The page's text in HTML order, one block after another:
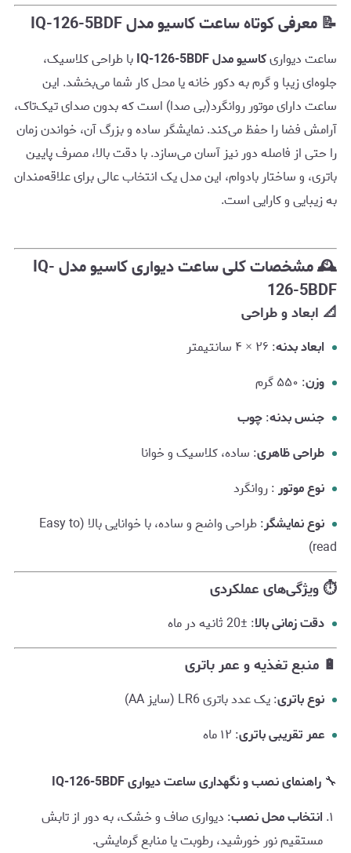
📝 معرفی کوتاه ساعت کاسیو مدل IQ-126-5BDF
ساعت دیواریکاسیو مدل IQ-126-5BDF
با طراحی کلاسیک،
جلوه‌ای زیبا و گرم به دکور خانه یا محل کار شما می‌بخشد. این
ساعت دارای موتور روانگرد(بی صدا) است که بدون صدای تیک‌تاک،
آرامش فضا را حفظ می‌کند. نمایشگر ساده و بزرگ آن، خواندن زمان
را حتی از فاصله دور نیز آسان می‌سازد. با دقت بالا، مصرف پایین
باتری، و ساختار بادوام، این مدل یک انتخاب عالی برای علاقه‌مندان
به زیبایی و کارایی است.
🕰 مشخصات کلی ساعت دیواری کاسیو مدل IQ-
126-5BDF
📐 ابعاد و طراحی
ابعاد بدنه: ۲۶ × ۴ سانتیمتر
وزن: ۵۵۰ گرم
جنس بدنه:چوب
طراحی ظاهری: ساده، کلاسیک و خوانا
نوع موتور: روانگرد
نوع نمایشگر
: طراحی واضح و ساده، با خوانایی بالا (Easy to
read)
⏱ ویژگی‌های عملکردی
دقت زمانی بالا: ±20 ثانیه در ماه
🔋 منبع تغذیه و عمر باتری
نوع باتری: یک عدد باتری LR6 (سایز AA)
عمر تقریبی باتری: ۱۲ ماه
🔧 راهنمای نصب و نگهداری ساعت دیواری IQ-126-5BDF
انتخاب محل نصب: دیواری صاف و خشک، به دور از تابش
مستقیم نور خورشید، رطوبت یا منابع گرمایشی.